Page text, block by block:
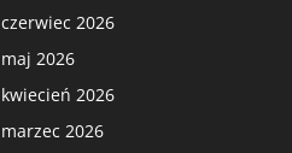
czerwiec 2026
maj 2026
kwiecień 2026
marzec 2026